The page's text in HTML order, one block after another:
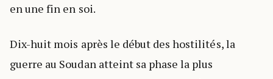
en une fin en soi.
Dix-huit mois après le début des hostilités, la
guerre au Soudan atteint sa phase la plus